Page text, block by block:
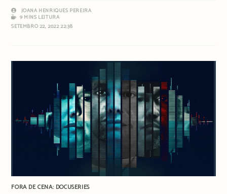
JOANA HENRIQUES PEREIRA
9 MINS LEITURA
SETEMBRO 22, 2022 22:38
FORA DE CENA: DOCUSERIES